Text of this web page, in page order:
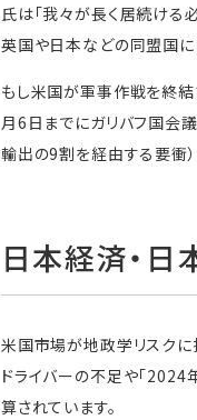
氏は「我々が長く居続け
英国や日本などの同盟国に
もし米国が軍事作戦を終結
月6日までにガリバフ国会
輸出の9割を経由する要衝
日本経済・
米国市場が地政学リスクに
ドライバーの不足や「
算されています。